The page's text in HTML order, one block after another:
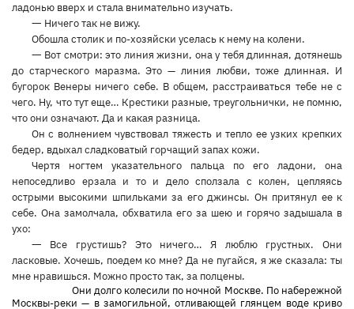
ладонью вверх и стала внимательно изучать.
— Ничего так не вижу.
Обошла столик и по-хозяйски уселась к нему на колени.
— Вот смотри: это линия жизни, она у тебя длинная, дотянешь
до старческого маразма. Это — линия любви, тоже длинная. И
бугорок Венеры ничего себе. В общем, расстраиваться тебе не с
чего. Ну, что тут еще… Крестики разные, треугольнички, не помню,
что они означают. Да и какая разница.
Он с волнением чувствовал тяжесть и тепло ее узких крепких
бедер, вдыхал сладковатый горчащий запах кожи.
Чертя ногтем указательного пальца по его ладони, она
непоседливо ерзала и то и дело сползала с колен, цепляясь
острыми высокими шпильками за его джинсы. Он притянул ее к
себе. Она замолчала, обхватила его за шею и горячо задышала в
ухо:
—
Все грустишь? Это ничего… Я люблю грустных. Они
ласковые. Хочешь, поедем ко мне? Да не пугайся, я же сказала: ты
мне нравишься. Можно просто так, за полцены.
Они долго колесили по ночной Москве. По набережной
Москвы-реки — в замогильной, отливающей глянцем воде криво